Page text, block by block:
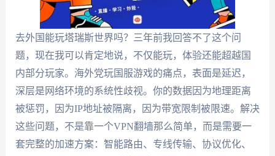
去外国能玩塔瑞斯世界吗？三年前我回答不了这个问
题，现在我可以肯定地说，不仅能玩，体验还能超越国
内部分玩家。海外党玩国服游戏的痛点，表面是延迟，
深层是网络环境的系统性歧视。你的数据因为地理距离
被惩罚，因为IP地址被隔离，因为带宽限制被限速。解决
这些问题，不是靠一个VPN翻墙那么简单，而是需要一
套完整的加速方案：智能路由、专线传输、协议优化、